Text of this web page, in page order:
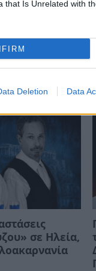
that Is Unrelated with
Deletion Data
σε Ηλεία,